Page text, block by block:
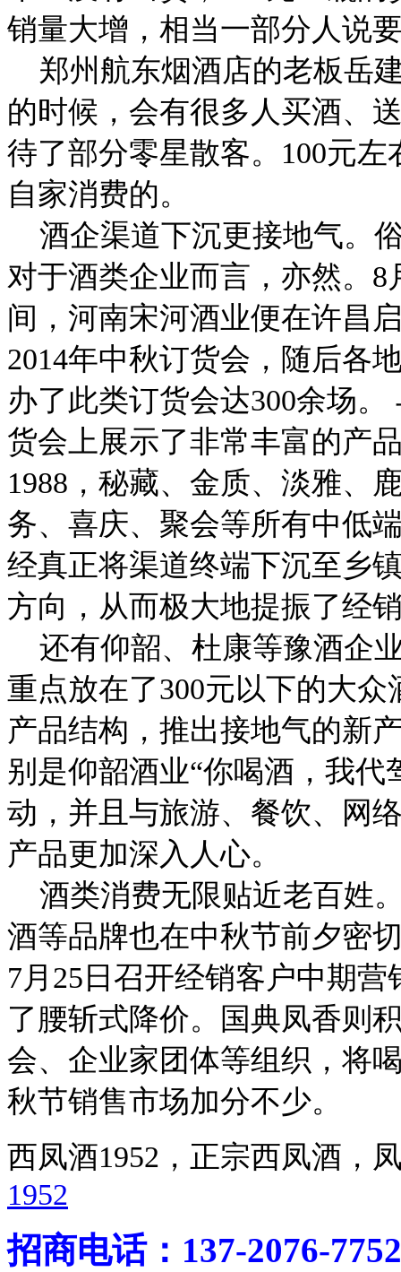
销量大增，相当一部分人说
郑州航东烟酒店的老板岳
的时候，会有很多人买酒、
待了部分零星散客。100元
自家消费的。
酒企渠道下沉更接地气。
对于酒类企业而言，亦然。
间，河南宋河酒业便在许昌
2014年中秋订货会，随后各
办了此类订货会达300余场
货会上展示了非常丰富的产
1988，秘藏、金质、淡雅、
务、喜庆、聚会等所有中低
经真正将渠道终端下沉至乡
方向，从而极大地提振了经
还有仰韶、杜康等豫酒企
重点放在了300元以下的大
产品结构，推出接地气的新
别是仰韶酒业“你喝酒，我
动，并且与旅游、餐饮、网
产品更加深入人心。
酒类消费无限贴近老百姓
酒等品牌也在中秋节前夕密
7月25日召开经销客户中期
了腰斩式降价。国典凤香则
会、企业家团体等组织，将
秋节销售市场加分不少。
西凤酒1952，正宗西凤酒
1952
招商电话：137-2076-7752